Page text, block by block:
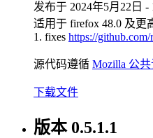
发布于 2024年5月22日 -
适用于 firefox 48.0 及更
1. fixes https://
源代码遵循 Mozilla 公
下载文件
版本 0.5.1.1